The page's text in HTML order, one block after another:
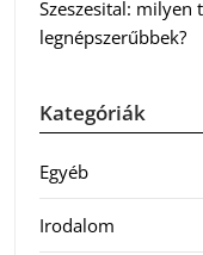
Szeszesital: milyen
legnépszerűbbek?
Kategóriák
Egyéb
Irodalom